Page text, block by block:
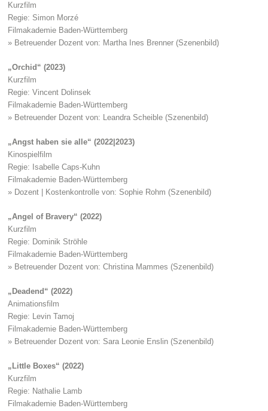
Kurzfilm
Regie: Simon Morzé
Filmakademie Baden-Württemberg
» Betreuender Dozent von: Martha Ines Brenner (Szenenbild)
„Orchid“ (2023)
Kurzfilm
Regie: Vincent Dolinsek
Filmakademie Baden-Württemberg
» Betreuender Dozent von: Leandra Scheible (Szenenbild)
„Angst haben sie alle“ (2022|2023)
Kinospielfilm
Regie: Isabelle Caps-Kuhn
Filmakademie Baden-Württemberg
» Dozent | Kostenkontrolle von: Sophie Rohm (Szenenbild)
„Angel of Bravery“ (2022)
Kurzfilm
Regie: Dominik Ströhle
Filmakademie Baden-Württemberg
» Betreuender Dozent von: Christina Mammes (Szenenbild)
„Deadend“ (2022)
Animationsfilm
Regie: Levin Tamoj
Filmakademie Baden-Württemberg
» Betreuender Dozent von: Sara Leonie Enslin (Szenenbild)
„Little Boxes“ (2022)
Kurzfilm
Regie: Nathalie Lamb
Filmakademie Baden-Württemberg